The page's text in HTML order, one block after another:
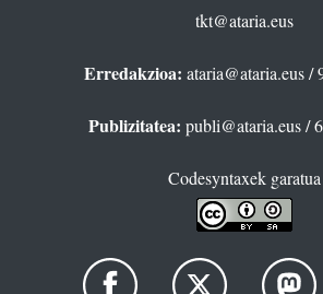
tkt@ataria.eus
Erredakzioa: ataria@ataria.eus/
Publizitatea: publi@ataria.eus/
Codesyntaxek garatua